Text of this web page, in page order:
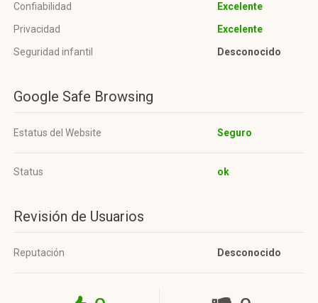
Confiabilidad
Excelente
Privacidad
Excelente
Seguridad infantil
Desconocido
Google Safe Browsing
Estatus del Website Seguro
Status ok
Revisión de Usuarios
Reputación Desconocido